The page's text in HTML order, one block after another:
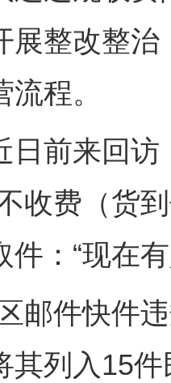
展整改整
程。
前来回访
收费（货
件：“现在
件快件违
其列入15